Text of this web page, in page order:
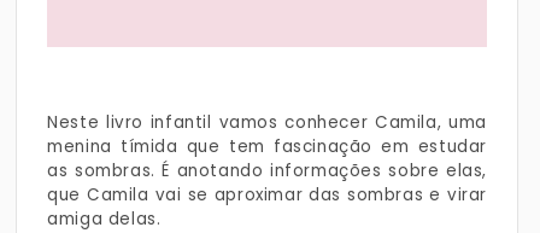
Neste livro infantil vamos conhecer Camila, uma
menina tímida que tem fascinação em estudar
as sombras. É anotando informações sobre elas,
que Camila vai se aproximar das sombras e virar
amiga delas.